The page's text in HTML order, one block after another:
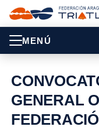
MENÚ
GENERAL